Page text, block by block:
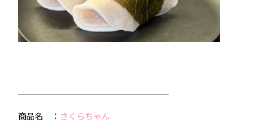
──────────────────
商品名 ： さくらちゃん